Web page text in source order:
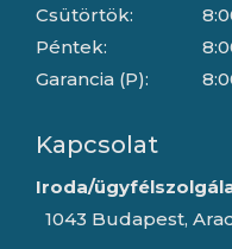
Csütörtök:
Péntek:
Garancia (P):
Kapcsolat
Iroda/
1043 Budapest,